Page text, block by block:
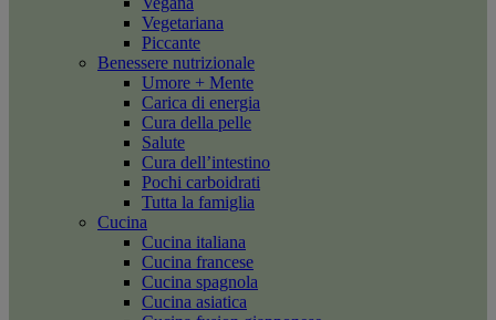
Vegetariana
Piccante
Benessere nutrizionale
Umore + Mente
Carica di energia
Cura della pelle
Salute
Cura dell’intestino
Pochi carboidrati
Tutta la famiglia
Cucina
Cucina italiana
Cucina francese
Cucina spagnola
Cucina asiatica